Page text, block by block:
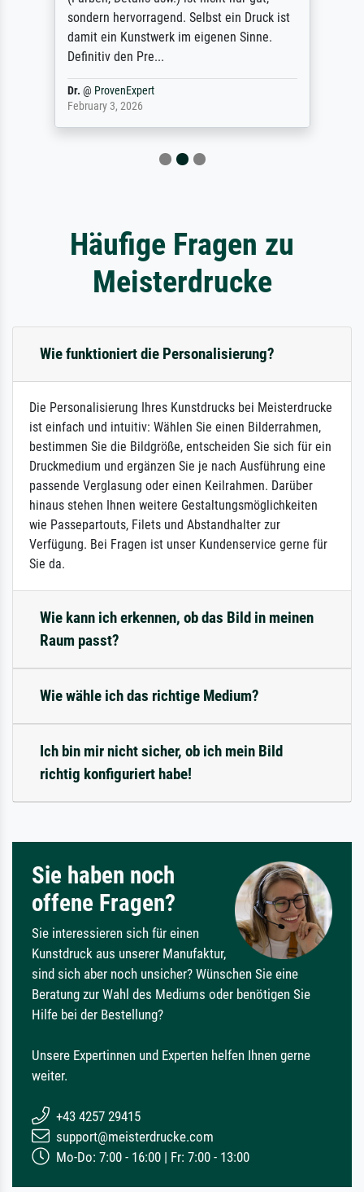
sondern hervorragend. Selbst ein Druck ist
damit ein Kunstwerk im eigenen Sinne.
Definitiv den Pre...
Dr. @ ProvenExpert
February 3, 2026
Häufige Fragen zu
Meisterdrucke
Wie funktioniert die Personalisierung?
Die Personalisierung Ihres Kunstdrucks bei Meisterdrucke
ist einfach und intuitiv: Wählen Sie einen Bilderrahmen,
bestimmen Sie die Bildgröße, entscheiden Sie sich für ein
Druckmedium und ergänzen Sie je nach Ausführung eine
passende Verglasung oder einen Keilrahmen. Darüber
hinaus stehen Ihnen weitere Gestaltungsmöglichkeiten
wie Passepartouts, Filets und Abstandhalter zur
Verfügung. Bei Fragen ist unser Kundenservice gerne für
Sie da.
Wie kann ich erkennen, ob das Bild in meinen
Raum passt?
Wie wähle ich das richtige Medium?
Ich bin mir nicht sicher, ob ich mein Bild
richtig konfiguriert habe!
Sie haben noch
offene Fragen?
Sie interessieren sich für einen
Kunstdruck aus unserer Manufaktur,
sind sich aber noch unsicher? Wünschen Sie eine
Beratung zur Wahl des Mediums oder benötigen Sie
Hilfe bei der Bestellung?
Unsere Expertinnen und Experten helfen Ihnen gerne
weiter.
+43 4257 29415
support@meisterdrucke.com
Mo-Do: 7:00 - 16:00 | Fr: 7:00 - 13:00